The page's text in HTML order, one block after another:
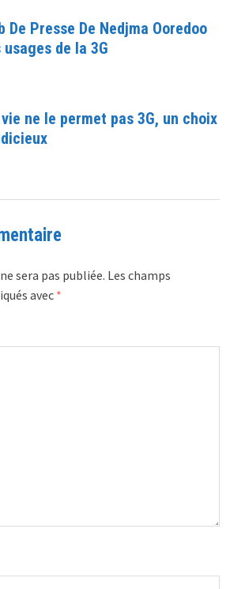
De Presse De Nedjma Ooredoo
de la 3G
ne le permet pas 3G, un choix
sera pas publiée. Les champs
avec *